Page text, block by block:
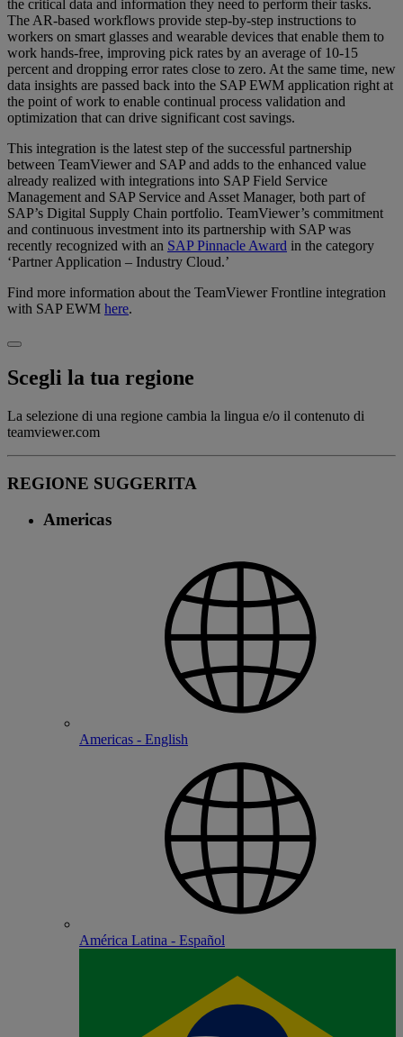
the critical data and information they need to perform their tasks.
The AR-based workflows provide step-by-step instructions to
workers on smart glasses and wearable devices that enable them to
work hands-free, improving pick rates by an average of 10-15
percent and dropping error rates close to zero. At the same time, new
data insights are passed back into the SAP EWM application right at
the point of work to enable continual process validation and
optimization that can drive significant cost savings.
This integration is the latest step of the successful partnership
between TeamViewer and SAP and adds to the enhanced value
already realized with integrations into SAP Field Service
Management and SAP Service and Asset Manager, both part of
SAP’s Digital Supply Chain portfolio. TeamViewer’s commitment
and continuous investment into its partnership with SAP was
recently recognized with an SAP Pinnacle Award in the category
‘Partner Application – Industry Cloud.’
Find more information about the TeamViewer Frontline integration
with SAP EWM here.
Scegli la tua regione
La selezione di una regione cambia la lingua e/o il contenuto di
teamviewer.com
REGIONE SUGGERITA
Americas
Americas - English
América Latina - Español